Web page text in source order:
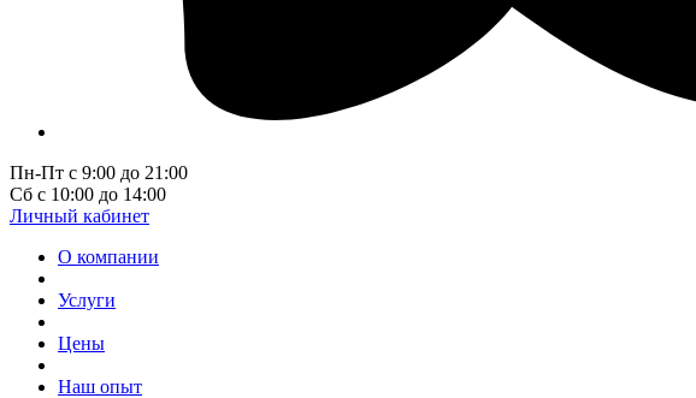
Пн-Пт с 9:00 до 21:00
Сб с 10:00 до 14:00
Личный кабинет
О компании
Услуги
Цены
Наш опыт